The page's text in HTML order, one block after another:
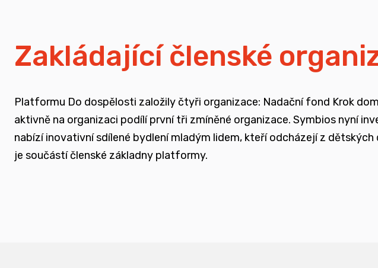
rozvíjet dialog a vést kontruktivní debaty spojené se změnou
podporovat vzdělání a osvětu nejen u svých členů, ale také u
měnit pohledy na práci s traumatizovanými dětmi
Zakládající členské
Platformu Do dospělosti založily čtyři organizace: Nadační fond Krok
aktivně na organizaci podílí první tři zmíněné organizace. Symbios nyní
nabízí inovativní sdílené bydlení mladým lidem, kteří odcházejí z
je součástí členské základny platformy.